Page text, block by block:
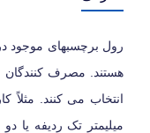
رول برچسبهای موجود در
هستند. مصرف کنندگان
میلیمتر تک ردیفه یا